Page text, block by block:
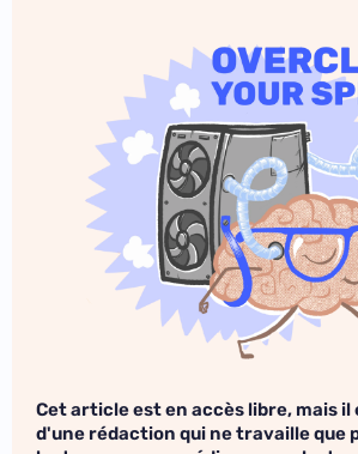
Cet article est en accès libre, mais il
d'une rédaction qui ne travaille que